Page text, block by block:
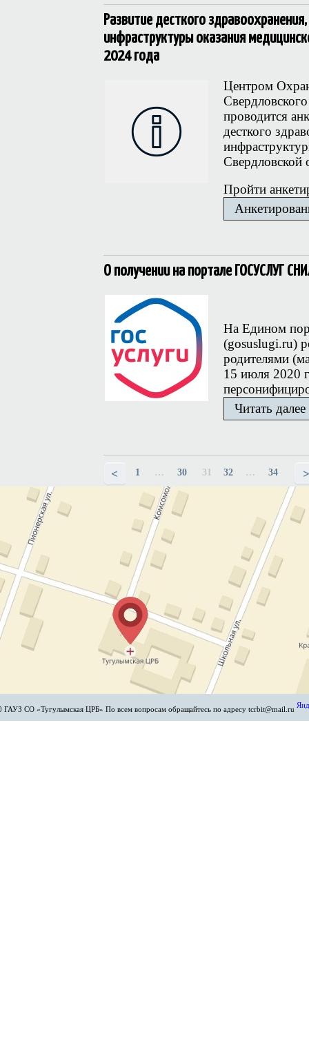
Развитие десткого
инфраструктуры оказания
2024 года
Центром
проводится
десткого
Свердловской
Пройти
О получении на портале ГОСУСЛУГ
На Едином
(gosuslugi.ru)
родителями
15 июля 2020
Читать далее
1 … 30 31 32 … 34
ГАУЗ СО «Тугулымская ЦРБ» По всем вопросам обращайтесь по адресу tcrbit@mail.ru